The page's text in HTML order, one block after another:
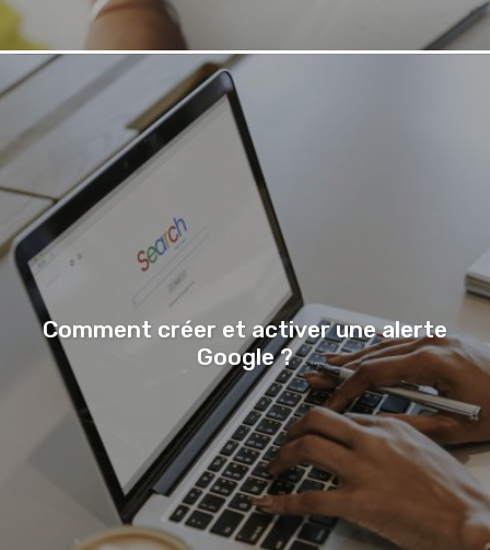
Comment créer et activer une alerte
Google ?